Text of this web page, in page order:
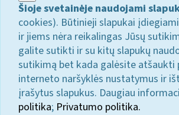
Šioje svetainėje naudojami
cookies). Būtinieji slapukai
ir jiems nėra reikalingas Jūsų
galite sutikti ir su kitų slapukų
sutikimą bet kada galėsite atšaukti
interneto naršyklės nustatymus ir
įrašytus slapukus. Daugiau
politika; Privatumo politika.